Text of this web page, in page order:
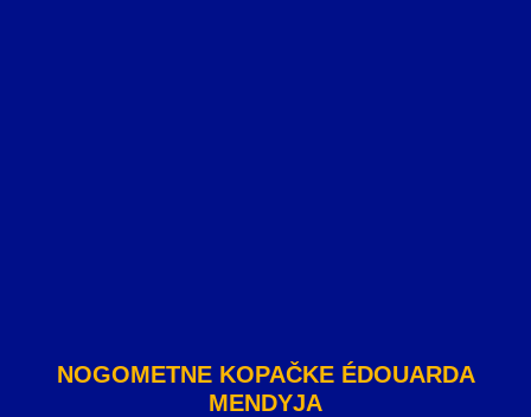
NOGOMETNE KOPAČKE ÉDOUARDA
MENDYJA